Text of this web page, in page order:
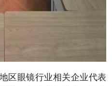
区眼镜行业相关企业代表